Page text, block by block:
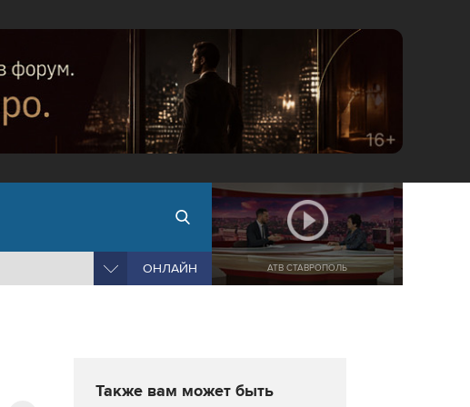
ОНЛАЙН АТВ СТАВРОПОЛЬ
Также вам может быть